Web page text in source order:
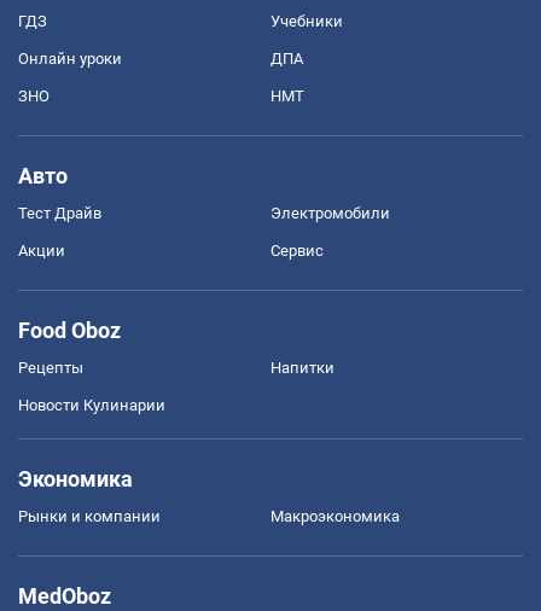
ГДЗ Учебники
Онлайн уроки ДПА
ЗНО НМТ
Авто
Тест Драйв Электромобили
Акции Сервис
Food Oboz
Рецепты Напитки
Новости Кулинарии
Экономика
Рынки и компании Mакроэкономика
MedOboz